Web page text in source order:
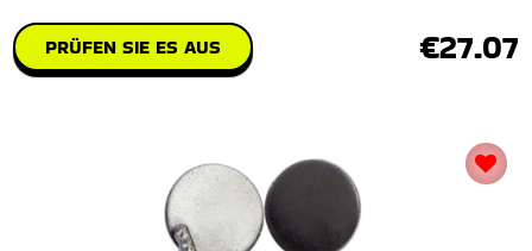
PRÜFEN SIE ES AUS €27.07